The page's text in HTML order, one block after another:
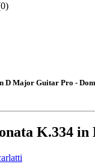
D Major Guitar Pro -
K.334